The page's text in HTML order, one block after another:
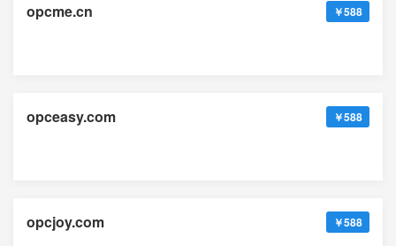
opcme.cn ￥588
opceasy.com ￥588
opcjoy.com ￥588